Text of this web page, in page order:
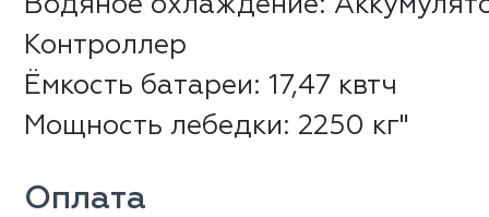
Водяное охлаждение:
Контроллер
Ёмкость батареи: 17,47 квтч
Мощность лебедки: 2250 кг"
Оплата